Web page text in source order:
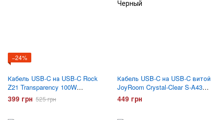
−24%
Кабель USB-C на USB-C Rock
Z21 Transparency 100W
Сиреневый
399 грн 525 грн
Кабель USB-C на USB-C витой
JoyRoom Crystal-Clear S-A43
60W 1.5 метра Черный
449 грн